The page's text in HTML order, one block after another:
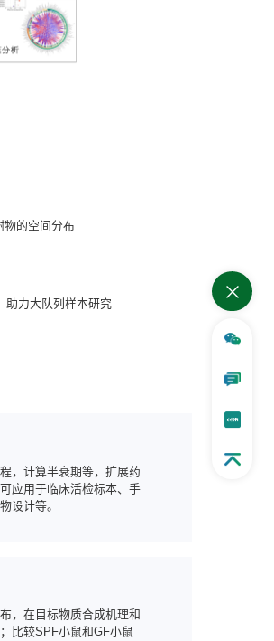
物的空间分布
助力大队列样本研究
，计算半衰期等，扩展药
应用于临床活检标本、手
设计等。
，在目标物质合成机理和
比较SPF小鼠和GF小鼠